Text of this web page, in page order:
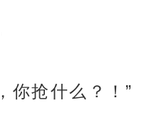
你抢什么？！”